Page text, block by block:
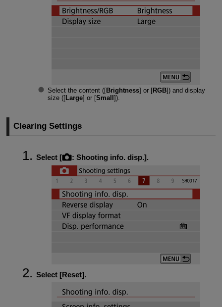
Select the content ([Brightness] or [RGB]) and display
size ([Large] or [Small ]).
Clearing Settings
Select [ : Shooting info. disp.].
Select [Reset].